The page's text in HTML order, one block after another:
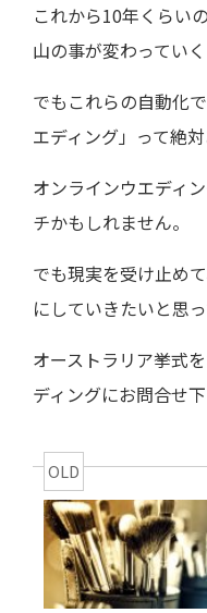
これから10年くらい
山の事が変わっていく
でもこれらの自動化
エディング」って絶
オンラインウエディ
チかもしれません。
でも現実を受け止め
にしていきたいと思っ
オーストラリア挙式
ディングにお問合せ下
OLD